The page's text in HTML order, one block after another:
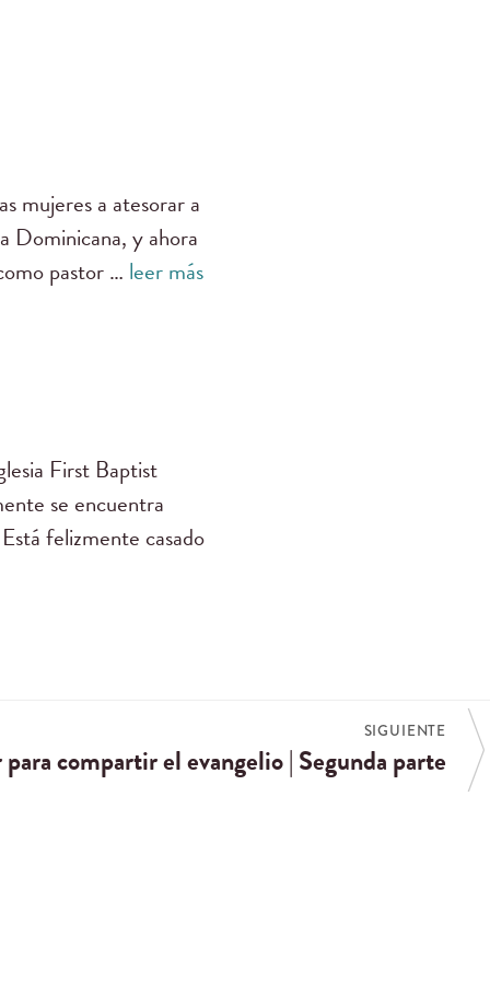
mujeres a atesorar a
Dominicana, y ahora
pastor … leer más
First Baptist
se encuentra
felizmente casado
SIGUIENTE
compartir el evangelio | Segunda parte